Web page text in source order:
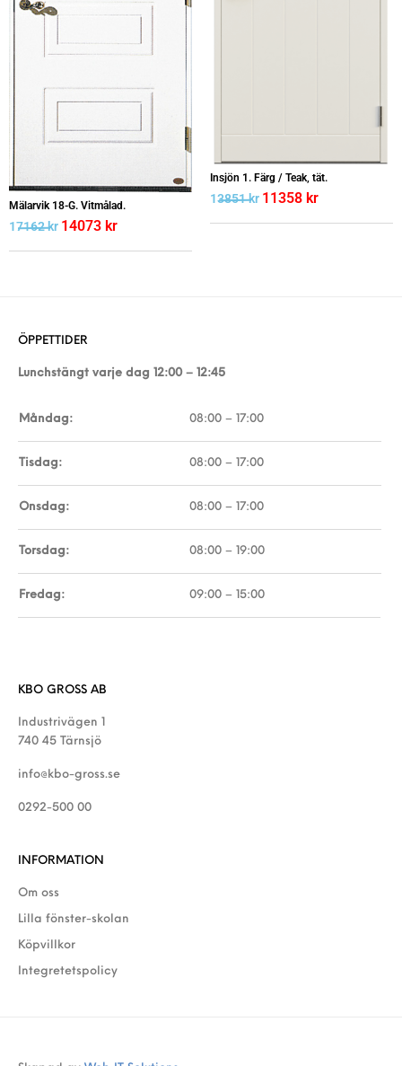
Mälarvik 18-G. Vitmålad.
17162kr 14073 kr
Insjön 1. Färg / Teak, tät.
13851kr 11358 kr
ÖPPETTIDER
Lunchstängt varje dag 12:00 – 12:45
Måndag: 08:00 – 17:00
Tisdag: 08:00 – 17:00
Onsdag: 08:00 – 17:00
Torsdag: 08:00 – 19:00
Fredag: 09:00 – 15:00
KBO GROSS AB
Industrivägen 1
740 45 Tärnsjö
info@kbo-gross.se
0292-500 00
INFORMATION
Om oss
Lilla fönster-skolan
Köpvillkor
Integretetspolicy